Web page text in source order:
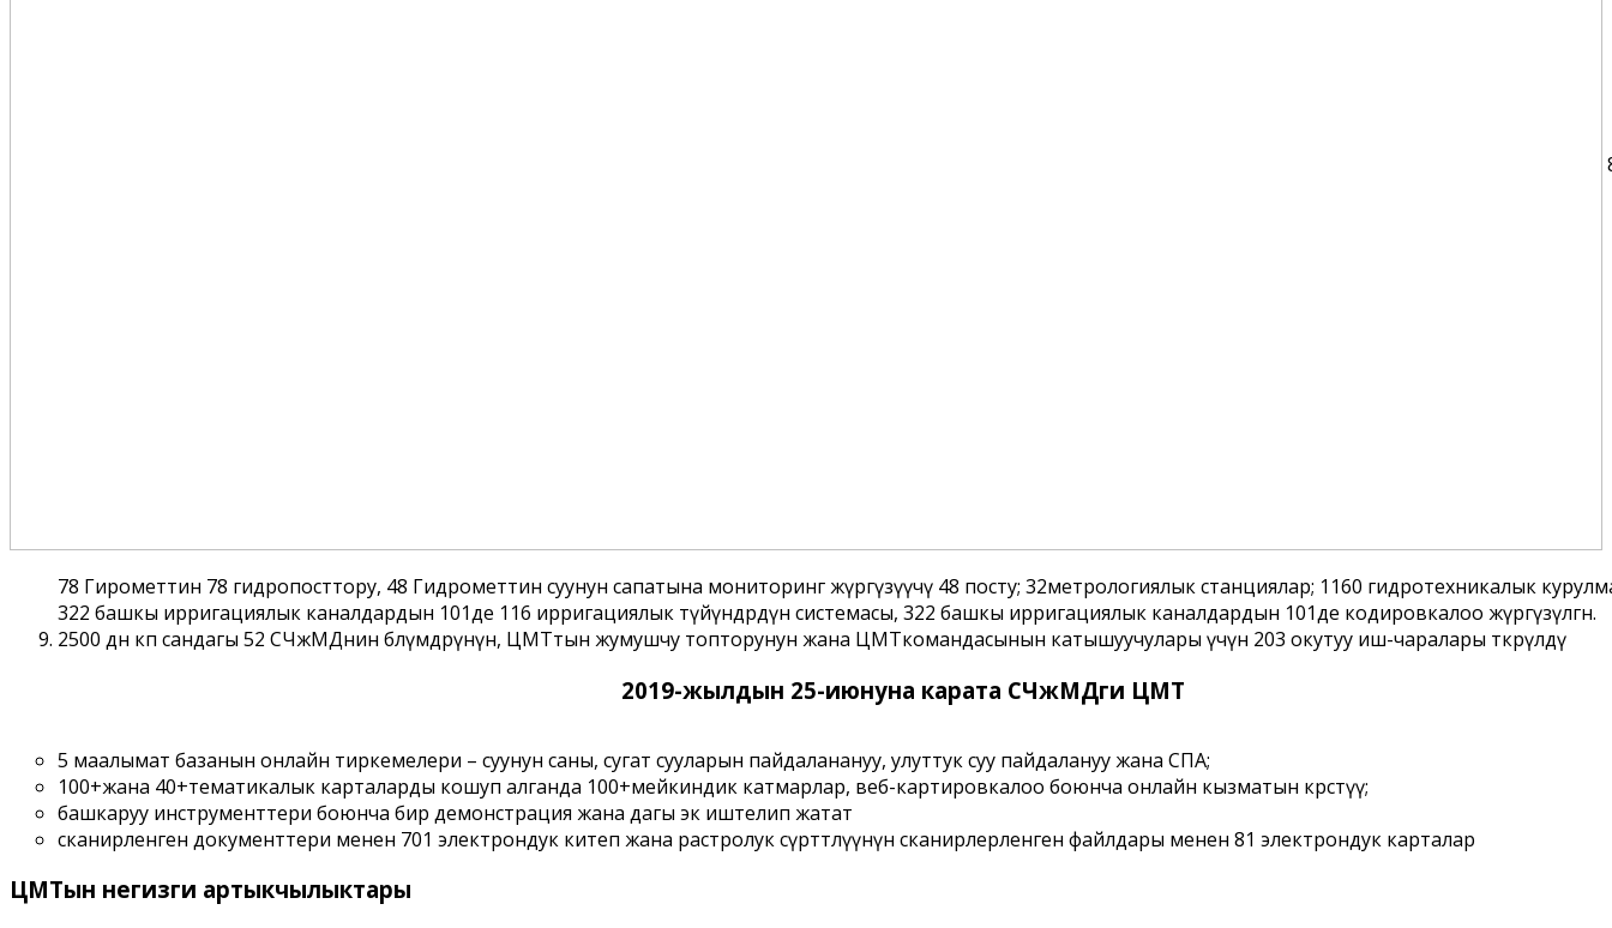
78 Гирометтин 78 гидропосттору, 48 Гидрометтин суунун сапатына мониторинг жүргүзүүчү 48 посту; 32метрологиялык станциялар; 1160 гидротехникалык
322 башкы ирригациялык каналдардын 101де 116 ирригациялык түйүндѳрдүн системасы, 322 башкы ирригациялык каналдардын 101де кодировкалоо жүргүзүлгѳн.
2500 дѳн кѳп сандагы 52 СЧжМДнин бѳлүмдѳрүнүн, ЦМТтын жумушчу топторунун жана ЦМТкомандасынын катышуучулары үчүн 203 окутуу иш-чаралары ѳткѳрүлдү
2019-жылдын 25-июнуна карата СЧжМДги ЦМТ
5 маалымат базанын онлайн тиркемелери – суунун саны, сугат сууларын пайдаланануу, улуттук суу пайдалануу жана СПА;
100+жана 40+тематикалык карталарды кошуп алганда 100+мейкиндик катмарлар, веб-картировкалоо боюнча онлайн кызматын кѳрсѳтүү;
башкаруу инструменттери боюнча бир демонстрация жана дагы экѳѳ иштелип жатат
сканирленген документтери менен 701 электрондук китеп жана растролук сүрѳттѳлүүнүн сканирлерленген файлдары менен 81 электрондук карталар
ЦМТын негизги артыкчылыктары